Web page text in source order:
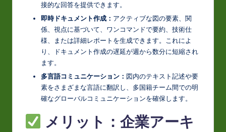
接的な回答を提供できます。
即時ドキュメント作成： アクティブな図の要素、関
係、視点に基づいて、ワンコマンドで要約、技術仕
様、または詳細レポートを生成できます。これによ
り、ドキュメント作成の遅延が週から数分に短縮され
ます。
多言語コミュニケーション： 図内のテキスト記述や要
素をさまざまな言語に翻訳し、多国籍チーム間での明
確なグローバルコミュニケーションを確保します。
メリット：企業アーキ